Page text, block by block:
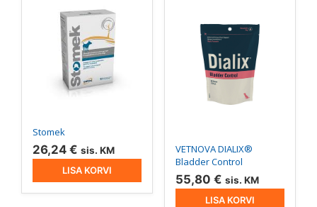
Stomek
26,24 € sis. KM
LISA KORVI
VETNOVA DIALIX®
Bladder Control
55,80 € sis. KM
LISA KORVI